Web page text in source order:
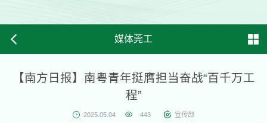
媒体莞工
【南方日报】南粤青年挺膺担当奋战“百千万工
程”
2025.05.04 443 宣传部